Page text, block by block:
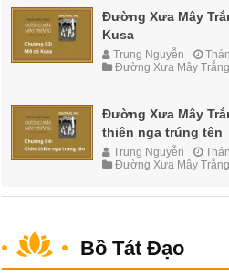
Đường Xưa Mây
Kusa
Trung Nguyễn
Đường Xưa Mây Trắng
Đường Xưa Mây
thiên nga trúng tên
Trung Nguyễn
Đường Xưa Mây Trắng
Bồ Tát Đạo